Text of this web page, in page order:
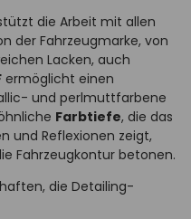
die Arbeit mit allen
der Fahrzeugmarke, von
Lacken, auch
ermöglicht einen
und perlmuttfarbene
Farbtiefe, die das
und Reflexionen zeigt,
Fahrzeugkontur betonen.
die Detailing-